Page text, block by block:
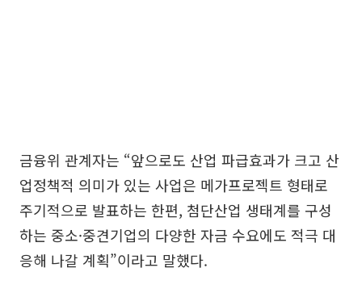
금융위 관계자는 “앞으로도 산업 파급효과가 크고 산
업정책적 의미가 있는 사업은 메가프로젝트 형태로
주기적으로 발표하는 한편, 첨단산업 생태계를 구성
하는 중소·중견기업의 다양한 자금 수요에도 적극 대
응해 나갈 계획”이라고 말했다.